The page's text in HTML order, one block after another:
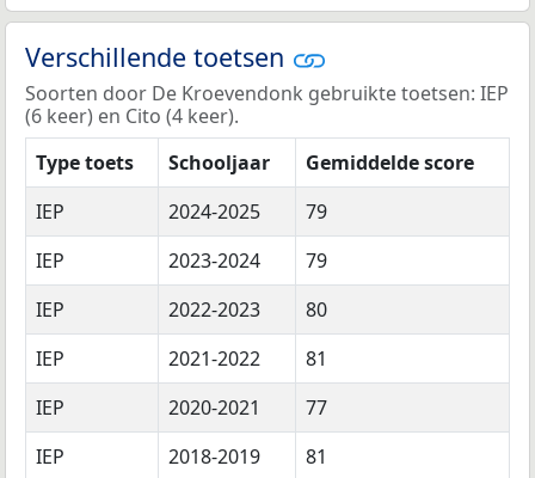
Verschillende toetsen
Soorten door De Kroevendonk gebruikte toetsen: IEP
(6 keer) en Cito (4 keer).
Type toets
Schooljaar
Gemiddelde score
IEP
2024-2025
79
IEP
2023-2024
79
IEP
2022-2023
80
IEP
2021-2022
81
IEP
2020-2021
77
IEP
2018-2019
81